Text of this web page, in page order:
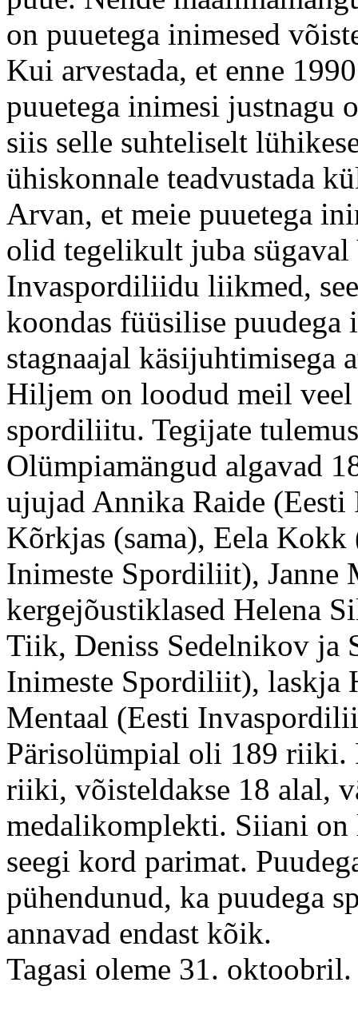
on puuetega inimesed
Kui arvestada, et enne
puuetega inimesi justnagu
siis selle suhteliselt
ühiskonnale teadvustada
Arvan, et meie puuetega
olid tegelikult juba sügaval
Invaspordiliidu liikmed,
koondas füüsilise
stagnaajal käsijuhtimisega
Hiljem on loodud meil
spordiliitu. Tegijate
Olümpiamängud algavad
ujujad Annika Raide
Kõrkjas (sama), Eela Kokk
Inimeste Spordiliit), Janne
kergejõustiklased Helena
Tiik, Deniss Sedelnikov ja
Inimeste Spordiliit), laskja
Mentaal (Eesti
Pärisolümpial oli 189 riiki.
riiki, võisteldakse 18 alal,
medalikomplekti. Siiani
seegi kord parimat.
pühendunud, ka puudega
annavad endast kõik.
Tagasi oleme 31. oktoobril.